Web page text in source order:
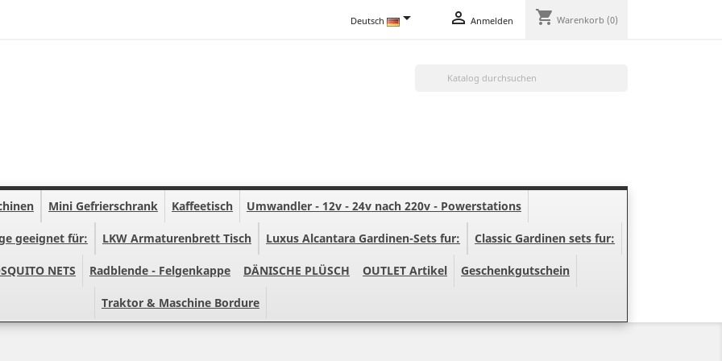
Deutsch   Anmelden shopping_cart Warenkorb (0)
Mini Gefrierschrank Kaffeetisch Umwandler - 12v - 24v nach 220v - Powerstations
geeignet für: LKW Armaturenbrett Tisch Luxus Alcantara Gardinen-Sets fur: Classic Gardinen sets fur:
NETS Radblende - Felgenkappe DÄNISCHE PLÜSCH OUTLET Artikel Geschenkgutschein
Traktor & Maschine Bordure